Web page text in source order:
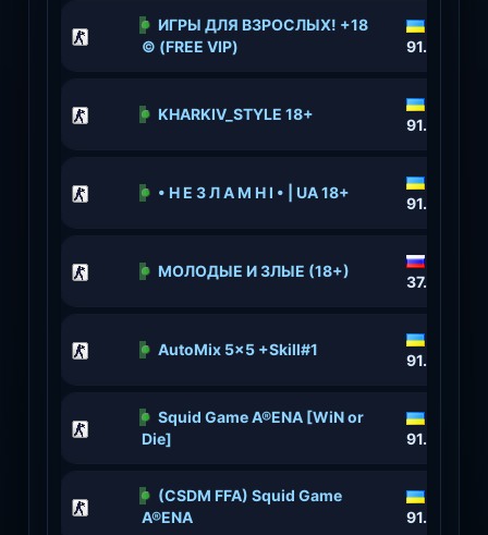
​ИГРЫ ДЛЯ ВЗРОСЛЫХ! +18
© (FREE VIP)
KHARKIV_STYLE 18+
• Н Е З Л А М Н І • | UA 18+
МОЛОДЫЕ И ЗЛЫЕ (18+)
AutoMix 5x5 +Skill#1
Squid Game A®ENA [WiN or
Die]
(CSDM FFA) Squid Game
A®ENA